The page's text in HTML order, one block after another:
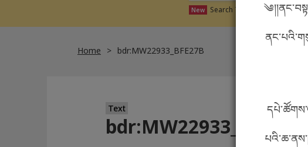
New Search Tibetan in phonetics!
Home bdr:MW22933_BFE27B
Text
bdr:MW22933_BFE27B